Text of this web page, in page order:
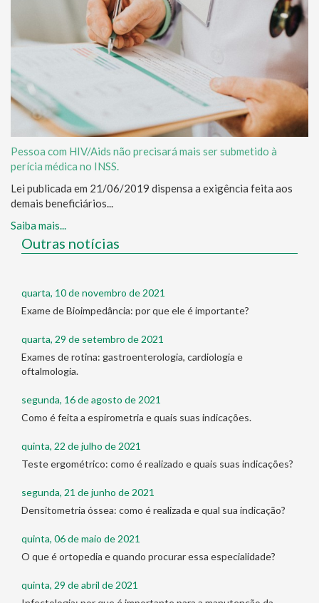
Pessoa com HIV/Aids não precisará mais ser submetido à
perícia médica no INSS.
Lei publicada em 21/06/2019 dispensa a exigência feita aos
demais beneficiários...
Saiba mais...
Outras notícias
quarta, 10 de novembro de 2021
Exame de Bioimpedância: por que ele é importante?
quarta, 29 de setembro de 2021
Exames de rotina: gastroenterologia, cardiologia e
oftalmologia.
segunda, 16 de agosto de 2021
Como é feita a espirometria e quais suas indicações.
quinta, 22 de julho de 2021
Teste ergométrico: como é realizado e quais suas indicações?
segunda, 21 de junho de 2021
Densitometria óssea: como é realizada e qual sua indicação?
quinta, 06 de maio de 2021
O que é ortopedia e quando procurar essa especialidade?
quinta, 29 de abril de 2021